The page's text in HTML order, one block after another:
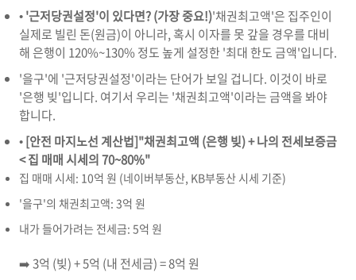
•'근저당권설정'이 있다면? (가장 중요!)'채권최고액'은 집주인이
실제로 빌린 돈(원금)이 아니라, 혹시 이자를 못 갚을 경우를 대비
해 은행이 120%~130% 정도 높게 설정한 '최대 한도 금액'입니다.
'을구'에 '근저당권설정'이라는 단어가 보일 겁니다. 이것이 바로
'은행 빚'입니다. 여기서 우리는 '채권최고액'이라는 금액을 봐야
합니다.
•[안전 마지노선 계산법]"채권최고액 (은행 빚) + 나의 전세보증금
< 집 매매 시세의 70~80%"
집 매매 시세: 10억 원 (네이버부동산, KB부동산 시세 기준)
'을구'의 채권최고액: 3억 원
내가 들어가려는 전세금: 5억 원
➡️ 3억 (빚) + 5억 (내 전세금) = 8억 원